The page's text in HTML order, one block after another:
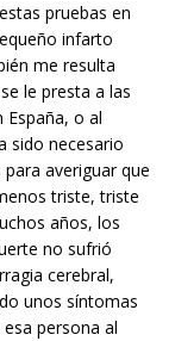
pruebas en
infarto
me resulta
le presta a las
o al
sido necesario
averiguar que
triste, triste
años, los
no sufrió
cerebral,
unos síntomas
persona al